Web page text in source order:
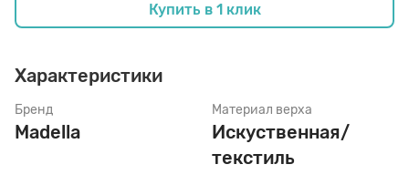
Купить в 1 клик
Характеристики
Бренд
Madella
Материал верха
Искуственная/
текстиль
Растяжитель и Очиститель
Рожки